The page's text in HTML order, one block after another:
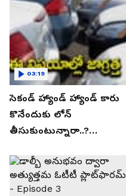
సెకండ్ హ్యాండ్ హ్యాండ్ కారు
కొనేందుకు లోన్
తీసుకుంటున్నారా..?
తెలుసుకోండి..!
03:19